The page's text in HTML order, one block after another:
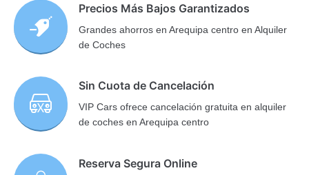
Precios Más Bajos Garantizados
Grandes ahorros en Arequipa centro en Alquiler
de Coches
Sin Cuota de Cancelación
VIP Cars ofrece cancelación gratuita en alquiler
de coches en Arequipa centro
Reserva Segura Online